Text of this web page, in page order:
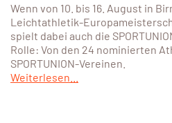
Wenn von 10. bis 16. August in
Leichtathletik-
spielt dabei auch die
Rolle: Von den 24 nominierten
SPORTUNION-Vereinen.
Weiterlesen...